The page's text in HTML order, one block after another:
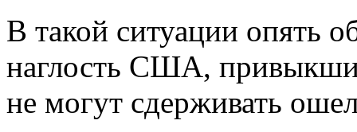
В такой ситуации опять
наглость США,
не могут сдерживать